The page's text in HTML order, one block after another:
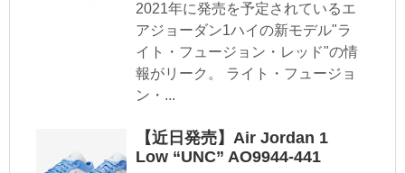
2021年に発売を予定されているエ
アジョーダン1ハイの新モデル"ラ
イト・フュージョン・レッド"の情
報がリーク。 ライト・フュージョ
ン・...
【近日発売】Air Jordan 1
Low “UNC” AO9944-441